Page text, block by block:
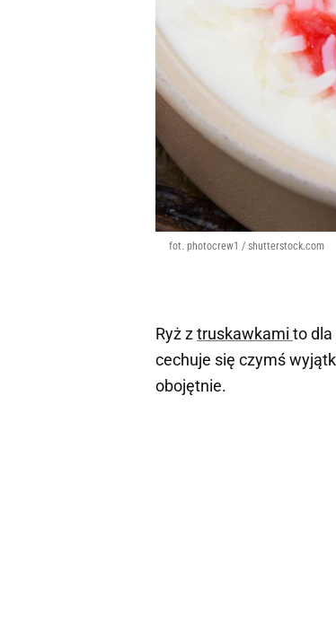
fot. photocrew1 / shutterstock.com
Ryż ztruskawkami to dla
cechuje się czymś
obojętnie.